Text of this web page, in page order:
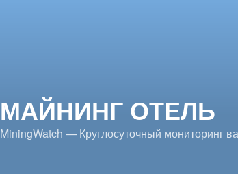
МАЙНИНГ ОТЕЛЬ
MiningWatch — Круглосуточный мониторинг